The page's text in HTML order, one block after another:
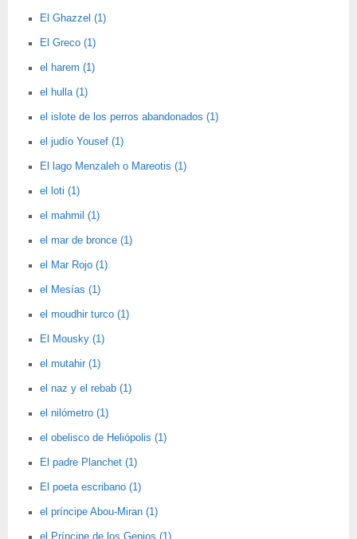
El Ghazzel (1)
El Greco (1)
el harem (1)
el hulla (1)
el islote de los perros abandonados (1)
el judío Yousef (1)
El lago Menzaleh o Mareotis (1)
el loti (1)
el mahmil (1)
el mar de bronce (1)
el Mar Rojo (1)
el Mesías (1)
el moudhir turco (1)
El Mousky (1)
el mutahir (1)
el naz y el rebab (1)
el nilómetro (1)
el obelisco de Heliópolis (1)
El padre Planchet (1)
El poeta escribano (1)
el príncipe Abou-Miran (1)
el Príncipe de los Genios (1)